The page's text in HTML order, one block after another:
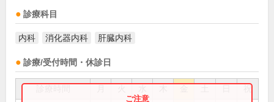
診療科目
内科 消化器内科 肝臓内科
診療/受付時間・休診日
祝